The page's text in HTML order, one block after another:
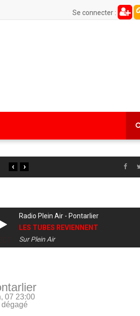
Se connecter :
›
‹
Radio Plein Air - Pontarlier
LES TUBES REVIENNENT
Sur Plein Air
07 23:00